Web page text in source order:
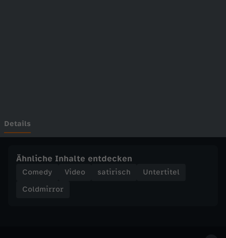
i
e
Details
Ähnliche Inhalte entdecken
Comedy Video satirisch
Untertitel
Coldmirror